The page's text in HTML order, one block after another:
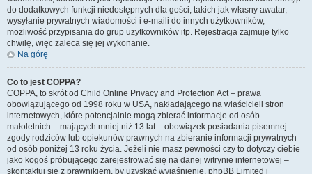
do dodatkowych funkcji niedostępnych dla gości, takich jak własny awatar,
wysyłanie prywatnych wiadomości i e-maili do innych użytkowników,
możliwość przypisania do grup użytkowników itp. Rejestracja zajmuje tylko
chwilę, więc zaleca się jej wykonanie.
Na górę
Co to jest COPPA?
COPPA, to skrót od Child Online Privacy and Protection Act – prawa
obowiązującego od 1998 roku w USA, nakładającego na właścicieli stron
internetowych, które potencjalnie mogą zbierać informacje od osób
małoletnich – mających mniej niż 13 lat – obowiązek posiadania pisemnej
zgody rodziców lub opiekunów prawnych na zbieranie informacji prywatnych
od osób poniżej 13 roku życia. Jeżeli nie masz pewności czy to dotyczy ciebie
jako kogoś próbującego zarejestrować się na danej witrynie internetowej –
skontaktuj się z prawnikiem, by uzyskać wyjaśnienie. phpBB Limited i